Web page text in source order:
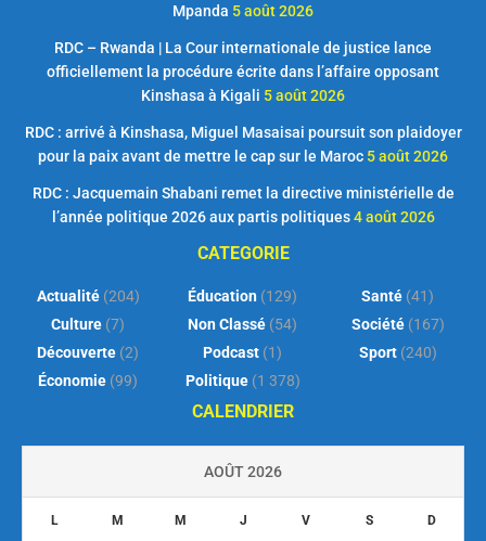
Mpanda 5 août 2026
RDC – Rwanda | La Cour internationale de justice lance
officiellement la procédure écrite dans l’affaire opposant
Kinshasa à Kigali 5 août 2026
RDC : arrivé à Kinshasa, Miguel Masaisai poursuit son plaidoyer
pour la paix avant de mettre le cap sur le Maroc 5 août 2026
RDC : Jacquemain Shabani remet la directive ministérielle de
l’année politique 2026 aux partis politiques 4 août 2026
CATEGORIE
Actualité(204)
Culture (7)
Découverte (2)
Économie (99)
Éducation (129)
Non Classé (54)
Podcast (1)
Politique(1 378)
Santé (41)
Société(167)
Sport(240)
CALENDRIER
AOÛT 2026
L M M J V S D